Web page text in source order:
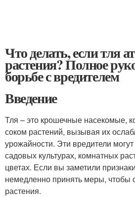
Что делать, если тля
растения? Полное
борьбе с вредителем
Введение
Тля – это крошечные насекомые,
соком растений, вызывая их
урожайности. Эти вредители
садовых культурах, комнатных
цветах. Если вы заметили
немедленно принять меры, чтобы
растения.